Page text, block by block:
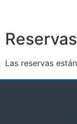
Reservas
Las reservas